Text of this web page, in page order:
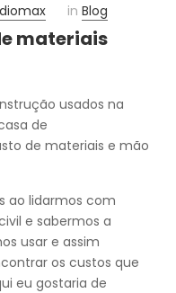
in Blog
materiais
usados na
de
de materiais e mão
ao lidarmos com
e sabermos a
usar e assim
os custos que
eu gostaria de